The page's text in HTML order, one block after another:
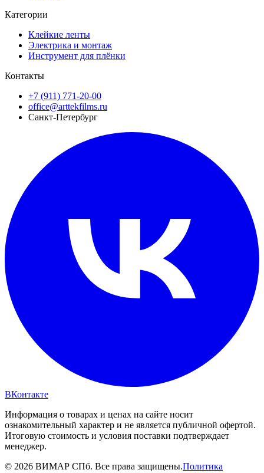
Категории
Клейкие ленты
Электрика и монтаж
Инструмент для плёнки
Контакты
+7 (911) 771-20-00
office@arttekfilms.ru
Санкт-Петербург
ВКонтакте
Информация о товарах и ценах на сайте носит
ознакомительный характер и не является публичной офертой.
Итоговую стоимость и условия поставки подтверждает
менеджер.
© 2026 ВИМАР СПб. Все права защищены.Политика